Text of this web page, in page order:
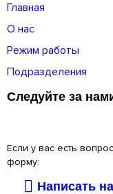
Главная
О нас
Режим работы
Подразделения
Следуйте за
Если у вас есть
форму:
Написать